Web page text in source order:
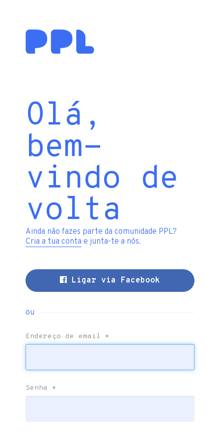
Olá,
bem-
vindo de
volta
Ainda não fazes parte da comunidade PPL?
Cria a tua conta e junta-te a nós.
Ligar via Facebook
ou
Endereço de email *
Senha *